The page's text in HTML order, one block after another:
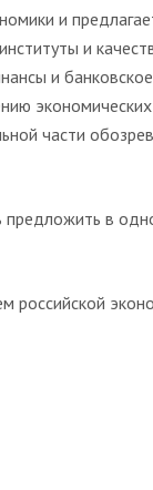
и
и
и
части
в